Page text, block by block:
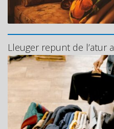
Lleuger repunt de l’atur